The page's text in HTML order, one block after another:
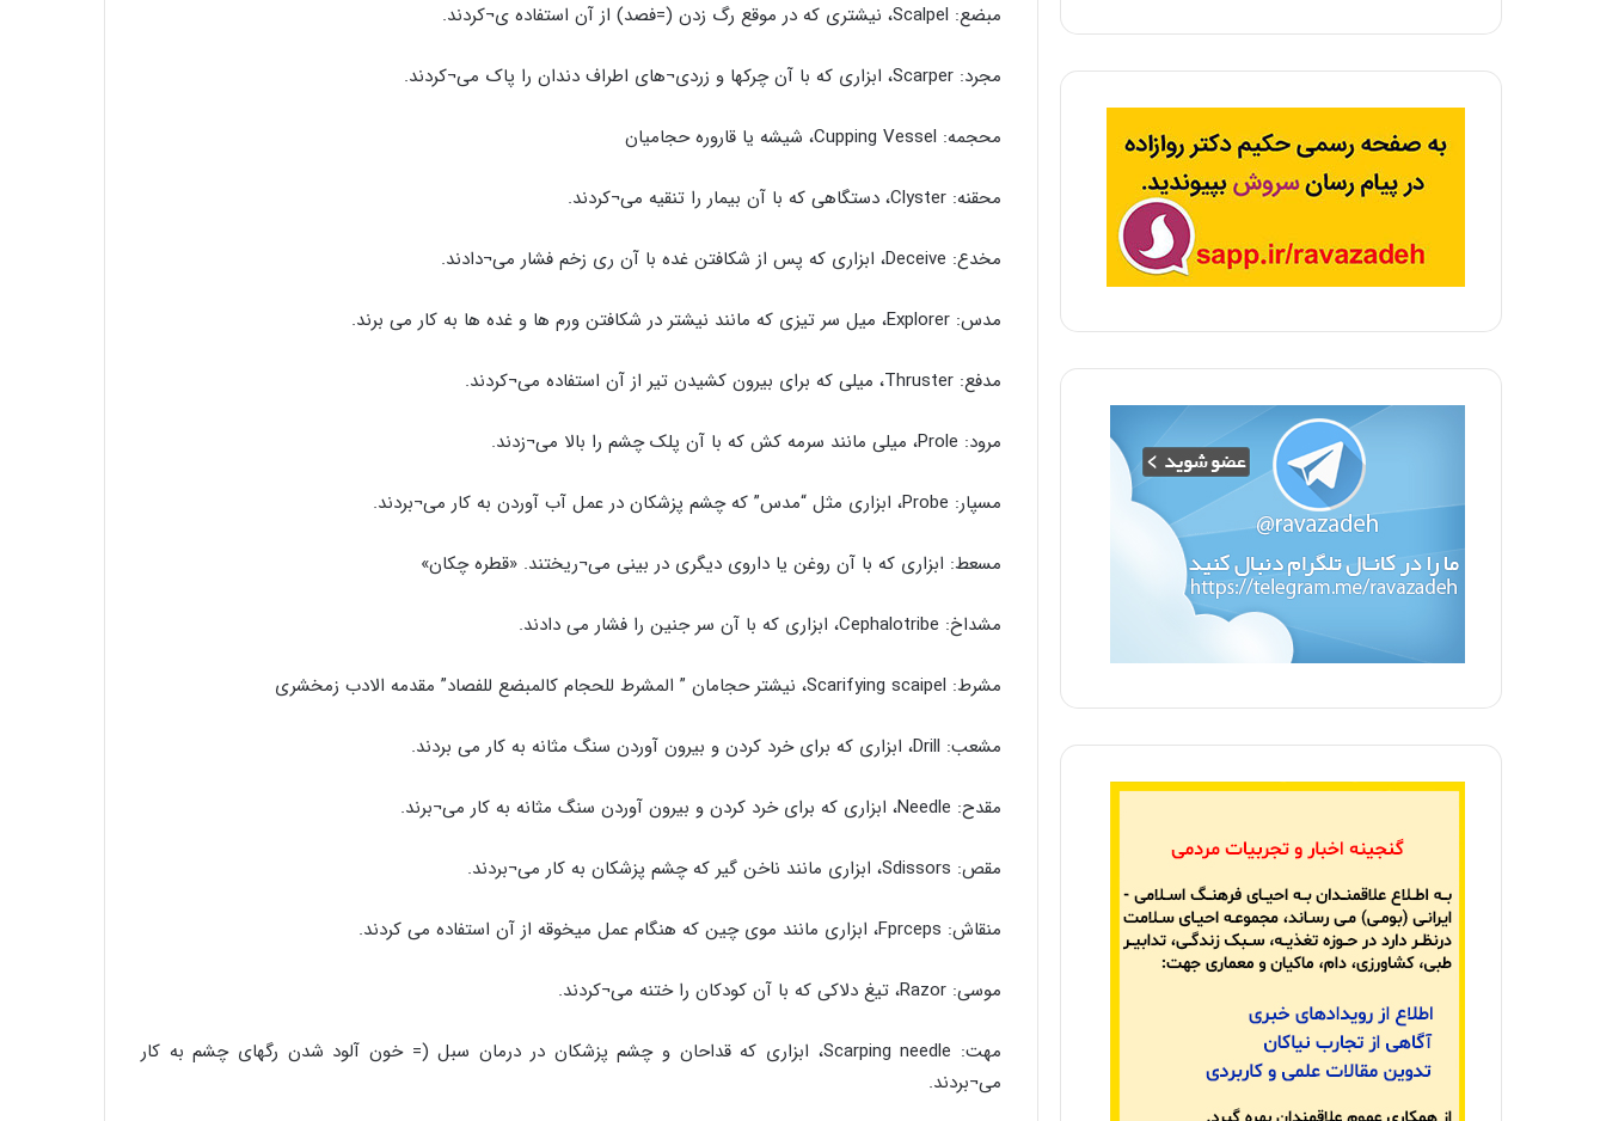
مبضع: Scalpel، نیشتری که در موقع رگ زدن (=فصد) از آن استفاده ی¬کردند.
مجرد: Scarper، ابزاری که با آن چرکها و زردی¬های اطراف دندان را پاک می¬کردند.
محجمه: Cupping Vessel، شیشه یا قاروره حجامیان
محقنه: Clyster، دستگاهی که با آن بیمار را تنقیه می¬کردند.
مخدع: Deceive، ابزاری که پس از شکافتن غده با آن ری زخم فشار می¬دادند.
مدس: Explorer، میل سر تیزی که مانند نیشتر در شکافتن ورم ها و غده ها به کار می برند.
مدفع: Thruster، میلی که برای بیرون کشیدن تیر از آن استفاده می¬کردند.
مرود: Prole، میلی مانند سرمه کش که با آن پلک چشم را بالا می¬زدند.
مسپار: Probe، ابزاری مثل “مدس” که چشم پزشکان در عمل آب آوردن به کار می¬بردند.
مسعط: ابزاری که با آن روغن یا داروی دیگری در بینی می¬ریختند. «قطره چکان»
مشداخ: Cephalotribe، ابزاری که با آن سر جنین را فشار می دادند.
مشرط: Scarifying scaipel، نیشتر حجامان ” المشرط للحجام کالمبضع للفصاد” مقدمه الادب زمخشری
مشعب: Drill، ابزاری که برای خرد کردن و بیرون آوردن سنگ مثانه به کار می بردند.
مقدح: Needle، ابزاری که برای خرد کردن و بیرون آوردن سنگ مثانه به کار می¬برند.
مقص: Sdissors، ابزاری مانند ناخن گیر که چشم پزشکان به کار می¬بردند.
منقاش: Fprceps، ابزاری مانند موی چین که هنگام عمل میخوقه از آن استفاده می کردند.
موسی: Razor، تیغ دلاکی که با آن کودکان را ختنه می¬کردند.
مهت: Scarping needle، ابزاری که قداحان و چشم پزشکان در درمان سبل (= خون آلود شدن رگهای چشم به کار
می¬بردند.